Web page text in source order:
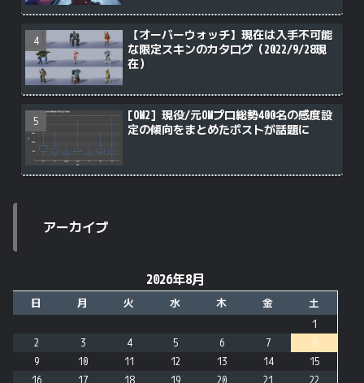
【オーバーウォッチ】現在は入手不可能
な限定スキンのカタログ（2022/9/28現
在）
[OW2] 現役/元OWプロ総勢400名の感度設
定の傾向をまとめたポストが話題に
アーカイブ
2026年8月
日 月 火 水 木 金
土
1
2
3 4 5 6 7
8
9
10 11 12 13 14
15
16
17 18 19 20 21
22